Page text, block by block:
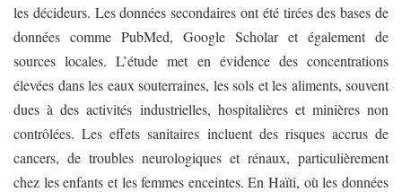
les décideurs. Les données secondaires ont été tirées des bases de
données comme PubMed, Google Scholar et également de
sources locales. L’étude met en évidence des concentrations
élevées dans les eaux souterraines, les sols et les aliments, souvent
dues à des activités industrielles, hospitalières et minières non
contrôlées. Les effets sanitaires incluent des risques accrus de
cancers, de troubles neurologiques et rénaux, particulièrement
chez les enfants et les femmes enceintes. En Haïti, où les données